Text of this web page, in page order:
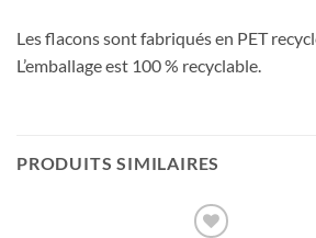
Les flacons sont fabriqués en PET
L’emballage est 100 % recyclable.
PRODUITS SIMILAIRES